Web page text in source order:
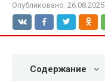
Опубликовано: 26.08.2025
Содержание